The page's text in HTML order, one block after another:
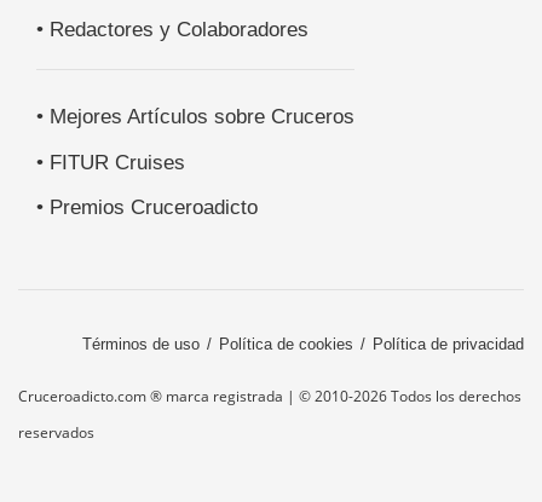
• Redactores y Colaboradores
• Mejores Artículos sobre Cruceros
• FITUR Cruises
• Premios Cruceroadicto
Términos de uso Política de cookies Política de privacidad
Cruceroadicto.com ® marca registrada | © 2010-2026 Todos los derechos
reservados